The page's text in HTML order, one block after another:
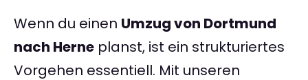
Wenn du einen Umzug von Dortmund
nach Herne planst, ist ein strukturiertes
Vorgehen essentiell. Mit unseren